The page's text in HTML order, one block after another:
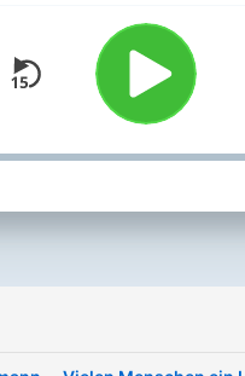
coachen
ihn in dieser
erst möglich
ersten
die EM
eigenen
Rudi Völler,
gesprochen.